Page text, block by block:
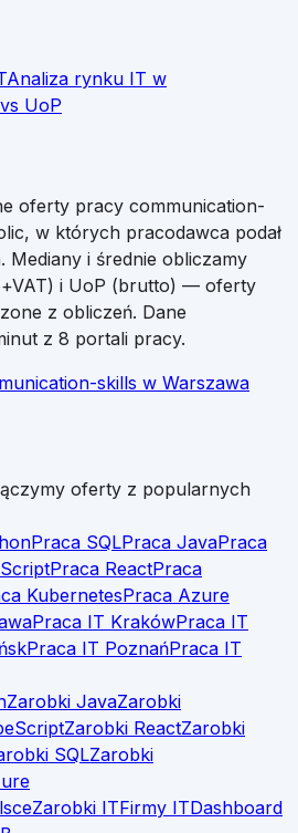
Analiza rynku IT w
UoP
oferty pracy communication-
w których pracodawca podał
Mediany i średnie obliczamy
i UoP (brutto) — oferty
z obliczeń. Dane
z 8 portali pracy.
skills w Warszawa
oferty z popularnych
Praca SQLPraca JavaPraca
Praca ReactPraca
KubernetesPraca Azure
Praca IT KrakówPraca IT
Praca IT PoznańPraca IT
Zarobki JavaZarobki
Zarobki ReactZarobki
SQLZarobki
Zarobki ITFirmy ITDashboard